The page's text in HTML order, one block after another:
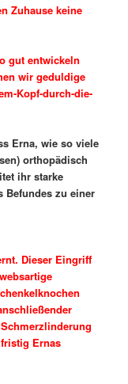
Zuhause keine
gut entwickeln
wir geduldige
Kopf-durch-die-
Erna, wie so viele
orthopädisch
ihr starke
Befundes zu einer
Dieser Eingriff
Ernas